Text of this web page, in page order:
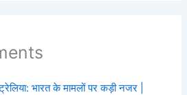
भारत के मामलों पर कड़ी नजर |